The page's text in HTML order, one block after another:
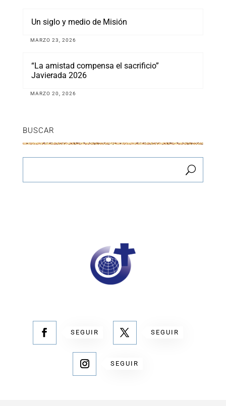
Un siglo y medio de Misión
MARZO 23, 2026
“La amistad compensa el sacrificio”
Javierada 2026
MARZO 20, 2026
BUSCAR
SEGUIR SEGUIR
SEGUIR